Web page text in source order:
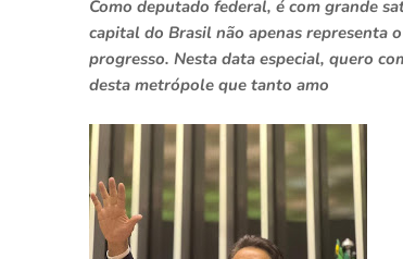
Como deputado federal, é com grande
capital do Brasil não apenas representa
progresso. Nesta data especial, quero
desta metrópole que tanto amo